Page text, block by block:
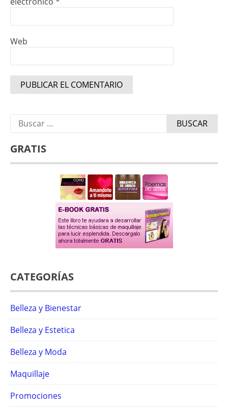
Web
Buscar:
GRATIS
CATEGORÍAS
Belleza y Bienestar
Belleza y Estetica
Belleza y Moda
Maquillaje
Promociones